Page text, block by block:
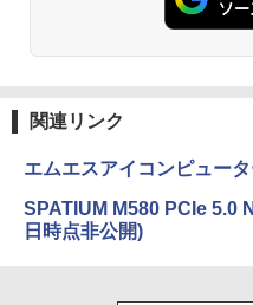
関連リンク
エムエスアイコンピュー
SPATIUM M580 PCIe 5.0
日時点非公開)